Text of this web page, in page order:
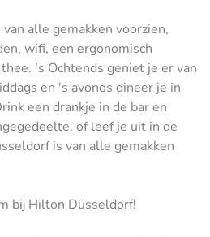
alle gemakken voorzien,
wifi, een ergonomisch
's Ochtends geniet je er van
en 's avonds dineer je in
een drankje in de bar en
of leef je uit in de
is van alle gemakken
bij Hilton Düsseldorf!